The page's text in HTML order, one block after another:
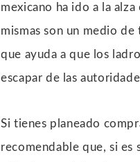
mexicano ha ido a la
mismas son un medio
que ayuda a que los
escapar de las
Si tienes planeado
recomendable que, si es